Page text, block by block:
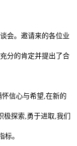
会。邀请来的各位业
分的肯定并提出了合
信心与希望,在新的
探索,勇于进取,我们
标。